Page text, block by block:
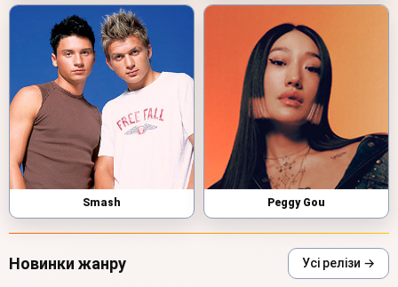
Smash Peggy Gou
Новинки жанру Усі релізи →